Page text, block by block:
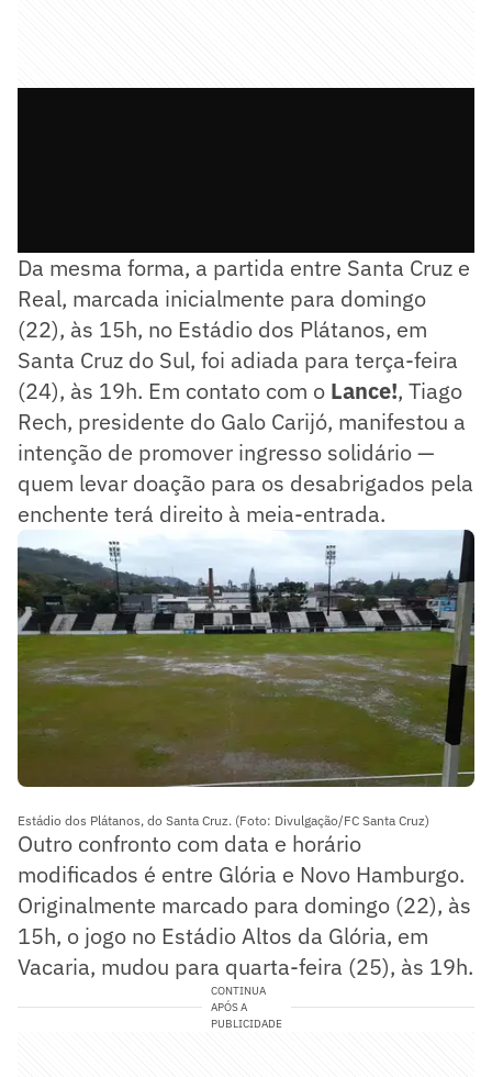
Da mesma forma, a partida entre Santa Cruz e
Real, marcada inicialmente para domingo
(22), às 15h, no Estádio dos Plátanos, em
Santa Cruz do Sul, foi adiada para terça-feira
(24), às 19h. Em contato com o Lance!, Tiago
Rech, presidente do Galo Carijó, manifestou a
intenção de promover ingresso solidário —
quem levar doação para os desabrigados pela
enchente terá direito à meia-entrada.
Estádio dos Plátanos, do Santa Cruz. (Foto: Divulgação/FC Santa Cruz)
Outro confronto com data e horário
modificados é entre Glória e Novo Hamburgo.
Originalmente marcado para domingo (22), às
15h, o jogo no Estádio Altos da Glória, em
Vacaria, mudou para quarta-feira (25), às 19h.
CONTINUA
APÓS A
PUBLICIDADE